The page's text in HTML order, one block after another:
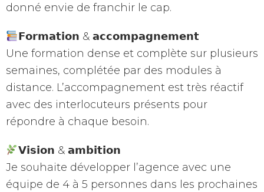
donné envie de franchir le cap.
𝗙𝗼𝗿𝗺𝗮𝘁𝗶𝗼𝗻 & 𝗮𝗰𝗰𝗼𝗺𝗽𝗮𝗴𝗻𝗲𝗺𝗲𝗻𝘁
Une formation dense et complète sur plusieurs
semaines, complétée par des modules à
distance. L’accompagnement est très réactif
avec des interlocuteurs présents pour
répondre à chaque besoin.
𝗩𝗶𝘀𝗶𝗼𝗻 & 𝗮𝗺𝗯𝗶𝘁𝗶𝗼𝗻
Je souhaite développer l’agence avec une
équipe de 4 à 5 personnes dans les prochaines